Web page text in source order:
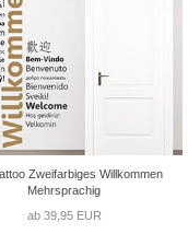
Zweifarbiges Willkommen
Mehrsprachig
ab 39,95 EUR